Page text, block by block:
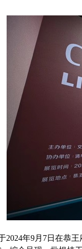
2024年9月 7日在恭